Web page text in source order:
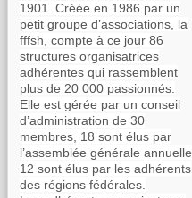
1901. Créée en 1986 par un
petit groupe d’associations, la
fffsh, compte à ce jour 86
structures organisatrices
adhérentes qui rassemblent
plus de 20 000 passionnés.
Elle est gérée par un conseil
d’administration de 30
membres, 18 sont élus par
l’assemblée générale annuelle,
12 sont élus par les adhérents
des régions fédérales.